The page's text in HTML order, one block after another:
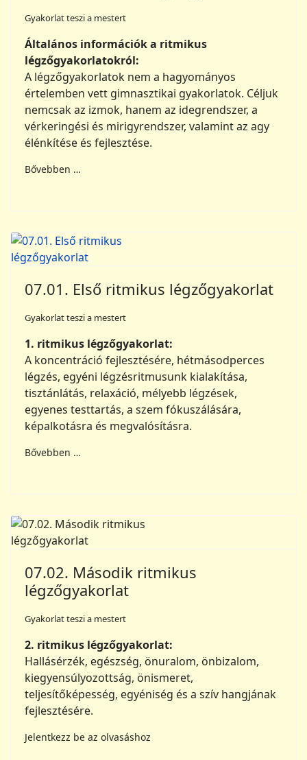
Gyakorlat teszi a mestert
Általános információk a ritmikus
légzőgyakorlatokról:
A légzőgyakorlatok nem a hagyományos
értelemben vett gimnasztikai gyakorlatok. Céljuk
nemcsak az izmok, hanem az idegrendszer, a
vérkeringési és mirigyrendszer, valamint az agy
élénkítése és fejlesztése.
Bővebben …
07.01. Első ritmikus légzőgyakorlat
Gyakorlat teszi a mestert
1. ritmikus légzőgyakorlat:
A koncentráció fejlesztésére, hétmásodperces
légzés, egyéni légzésritmusunk kialakítása,
tisztánlátás, relaxáció, mélyebb légzések,
egyenes testtartás, a szem fókuszálására,
képalkotásra és megvalósításra.
Bővebben …
07.02. Második ritmikus
légzőgyakorlat
Gyakorlat teszi a mestert
2. ritmikus légzőgyakorlat:
Hallásérzék, egészség, önuralom, önbizalom,
kiegyensúlyozottság, önismeret,
teljesítőképesség, egyéniség és a szív hangjának
fejlesztésére.
Jelentkezz be az olvasáshoz